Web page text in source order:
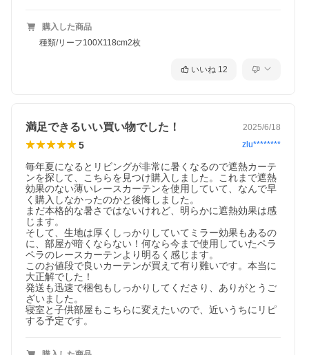
購入した商品
種類/リーフ100X118cm2枚
いいね 12
満足できるいい買い物でした！ 2025/6/18
5 zlu********
毎年夏になるとリビングが非常に暑くなるので遮熱カーテ
ンを探して、こちらを見つけ購入しました。これまで遮熱
効果のない薄いレースカーテンを使用していて、なんで早
く購入しなかったのかと後悔しました。
まだ本格的な暑さではないけれど、明らかに遮熱効果は感
じます。
そして、生地は厚くしっかりしていてミラー効果もあるの
に、部屋が暗くならない！何なら今まで使用していたペラ
ペラのレースカーテンより明るく感じます。
このお値段で良いカーテンが買えて有り難いです。本当に
大正解でした！
発送も迅速で梱包もしっかりしてくださり、ありがとうご
ざいました。
寝室と子供部屋もこちらに変えたいので、近いうちにリピ
する予定です。